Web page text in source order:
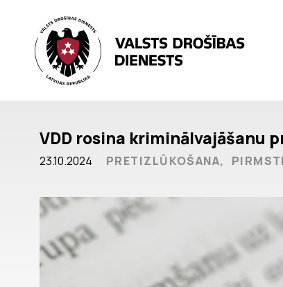
VDD rosina kriminālvajāšanu
23.10.2024 PRETIZLŪKOŠANA,